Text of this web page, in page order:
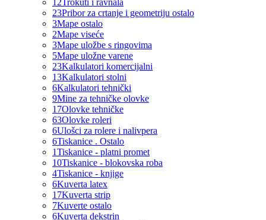
12Trokuti i ravnala
23Pribor za crtanje i geometriju ostalo
3Mape ostalo
2Mape viseće
3Mape uložbe s ringovima
5Mape uložne varene
23Kalkulatori komercijalni
13Kalkulatori stolni
6Kalkulatori tehnički
9Mine za tehničke olovke
17Olovke tehničke
63Olovke roleri
6Ulošci za rolere i nalivpera
6Tiskanice . Ostalo
1Tiskanice - platni promet
10Tiskanice - blokovska roba
4Tiskanice - knjige
6Kuverta latex
17Kuverta strip
7Kuverte ostalo
6Kuverta dekstrin